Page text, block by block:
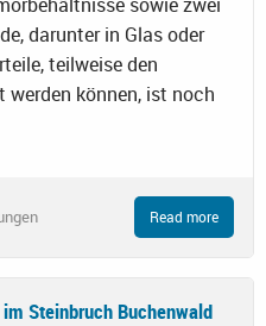
darunter in Glas oder
teilweise den
werden können, ist noch
Read more
Steinbruch Buchenwald